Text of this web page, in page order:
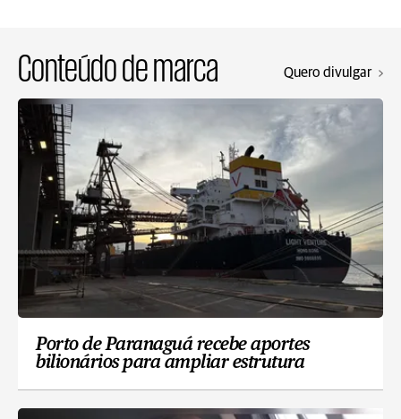
Conteúdo de marca Quero divulgar
Porto de Paranaguá recebe aportes
bilionários para ampliar estrutura